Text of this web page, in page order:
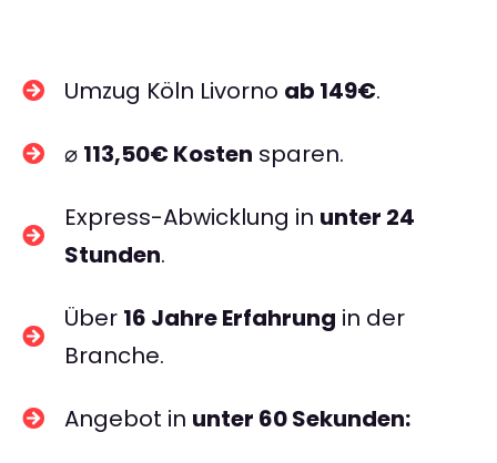
Umzug Köln Livorno ab 149€.
⌀ 113,50€ Kosten sparen.
Express-Abwicklung in unter 24
Stunden.
Über 16 Jahre Erfahrung in der
Branche.
Angebot in unter 60 Sekunden: